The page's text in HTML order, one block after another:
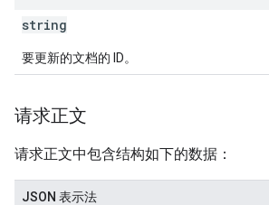
string
要更新的文档的 ID。
请求正文
请求正文中包含结构如下的数据：
JSON 表示法